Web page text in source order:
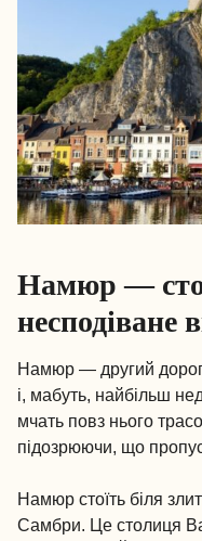
Намюр —
несподіване
Намюр — другий
і, мабуть, найбільш
мчать повз нього
підозрюючи, що
Намюр стоїть біля
Самбри. Це столиця